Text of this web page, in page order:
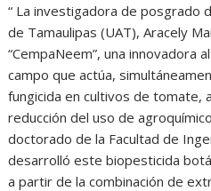
a
t
s
A
p
p
c
e
b
o
o
k
s
s
e
n
g
e
l
e
g
r
a
m
“ La investigadora de posgrado
de Tamaulipas (UAT), Aracely
“CempaNeem”, una innovadora
campo que actúa,
fungicida en cultivos de tomate,
reducción del uso de
doctorado de la Facultad de
desarrolló este biopesticida
a partir de la combinación de